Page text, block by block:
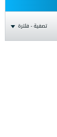
تصفية - فلترة